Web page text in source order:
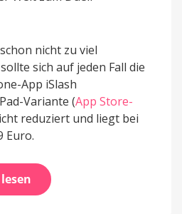
nicht zu viel
sich auf jeden Fall die
App iSlash
Variante (App Store-
reduziert und liegt bei
Euro.